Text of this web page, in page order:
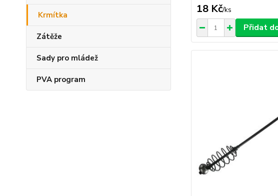
Krmítka
Zátěže
Sady pro mládež
PVA program
18 Kč/ks
Přidat